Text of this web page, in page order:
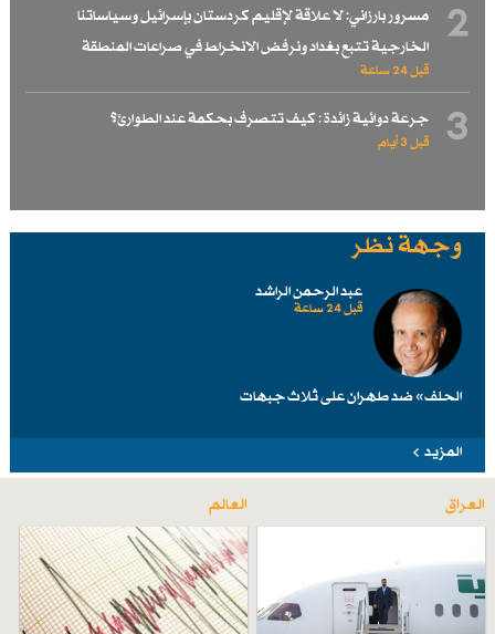
2
مسرور بارزاني: لا علاقة لإقليم كردستان بإسرائيل وسياساتنا
الخارجية تتبع بغداد ونرفض الانخراط في صراعات المنطقة
قبل 24 ساعة
3 جرعة دوائية زائدة : كيف تتصرف بحكمة عند الطوارئ؟
قبل 3 أيام
وجهة نظر
عبد الرحمن الراشد
قبل 24 ساعة
الحلف» ضد طهرانَ على ثلاث جبهات
المزيد
العراق العالم